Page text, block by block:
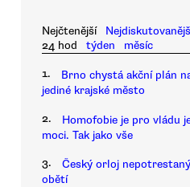
Nejčtenější
24 hod
týden měsíc
1.
Brno chystá akční plán
jediné krajské město
2.
Homofobie je pro vládu
moci. Tak jako vše
3.
Český orloj
obětí